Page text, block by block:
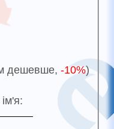
дешевше, -10%)